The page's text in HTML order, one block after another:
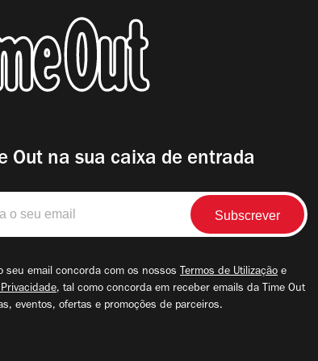
Out na sua caixa de entrada
seu email concorda com os nossos Termos de Utilização e
, tal como concorda em receber emails da Time Out
eventos, ofertas e promoções de parceiros.